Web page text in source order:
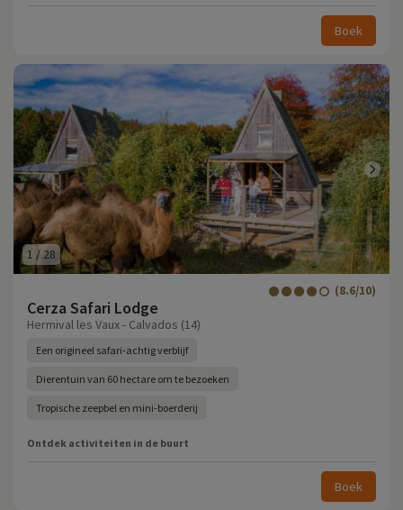
Boek
1 /28
Cerza Safari Lodge
(8.6/10)
Hermival les Vaux - Calvados (14)
Een origineel safari-achtig verblijf
Dierentuin van 60 hectare om te bezoeken
Tropische zeepbel en mini-boerderij
Ontdek activiteiten in de buurt
Boek